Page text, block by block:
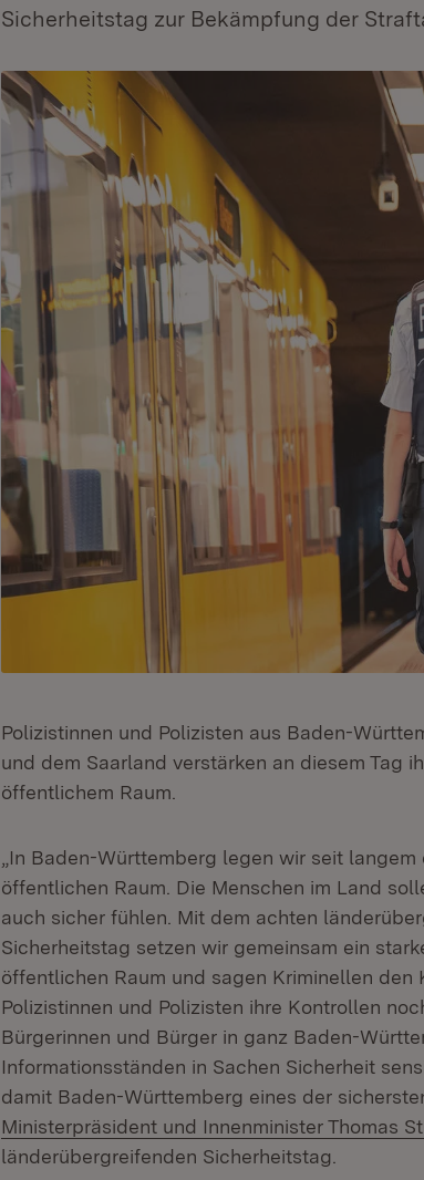
Sicherheitstag zur Bekämpfung der
Polizistinnen und Polizisten aus Baden-
und dem Saarland verstärken an diesem Tag
öffentlichem Raum.
„In Baden-Württemberg legen wir seit
öffentlichen Raum. Die Menschen im Land
auch sicher fühlen. Mit dem achten
Sicherheitstag setzen wir gemeinsam ein
öffentlichen Raum und sagen Kriminellen den
Polizistinnen und Polizisten ihre Kontrollen
Bürgerinnen und Bürger in ganz Baden-
Informationsständen in Sachen Sicherheit
damit Baden-Württemberg eines der
Ministerpräsident und Innenminister Thomas
länderübergreifenden Sicherheitstag.